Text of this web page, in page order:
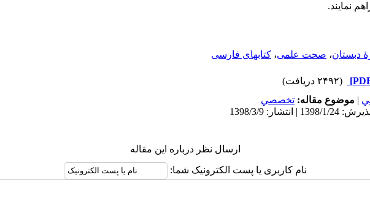
نمایند.
دبستان، صحت علمی، کتابهای فارسی
(۲۴۹۲ دریافت)
| موضوع مقاله: تخصصي
ارسال نظر درباره این مقاله
نام کاربری یا پست الکترونیک شما: